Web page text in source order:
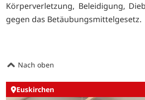
Körperverletzung, Beleidigung,
gegen das Betäubungsmittelgesetz.
Nach oben
Euskirchen